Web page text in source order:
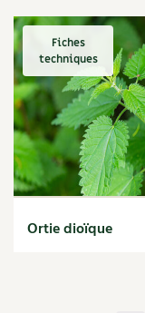
Nourriture
Nuisibles
Numérique
Nutriments
Observation
Œuf
Oignon
Oiseaux
Olivier
Optimiser l'espace
Fiches
techniques
Ortie dioïque